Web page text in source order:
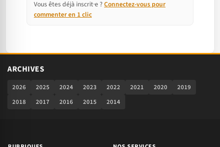
Vous êtes déjà inscrit·e ? Connectez-vous pour
commenter en 1 clic
ARCHIVES
2026 2025 2024 2023 2022 2021 2020
2019
2018
2017 2016 2015 2014